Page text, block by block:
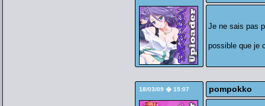
Je ne sais pas
possible que je
18/03/09 � 15:07 pompokko